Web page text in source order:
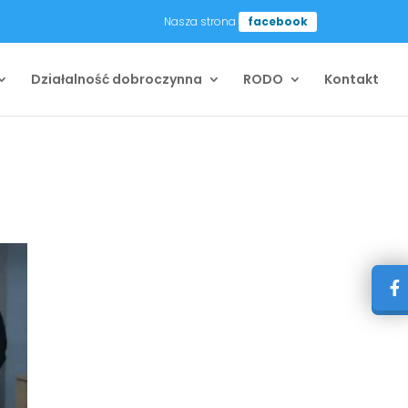
Nasza strona facebook
Działalność dobroczynna RODO Kontakt